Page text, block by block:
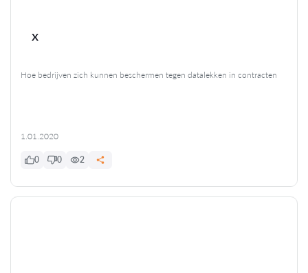
x
Hoe bedrijven zich kunnen beschermen tegen datalekken in contracten
1.01.2020
0 0 2